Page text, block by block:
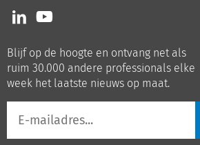
Volg
ons
LinkedIn
Volg
ons
Youtube
Blijf op de hoogte en ontvang net als
ruim 30.000 andere professionals elke
week het laatste nieuws op maat.
mailadres